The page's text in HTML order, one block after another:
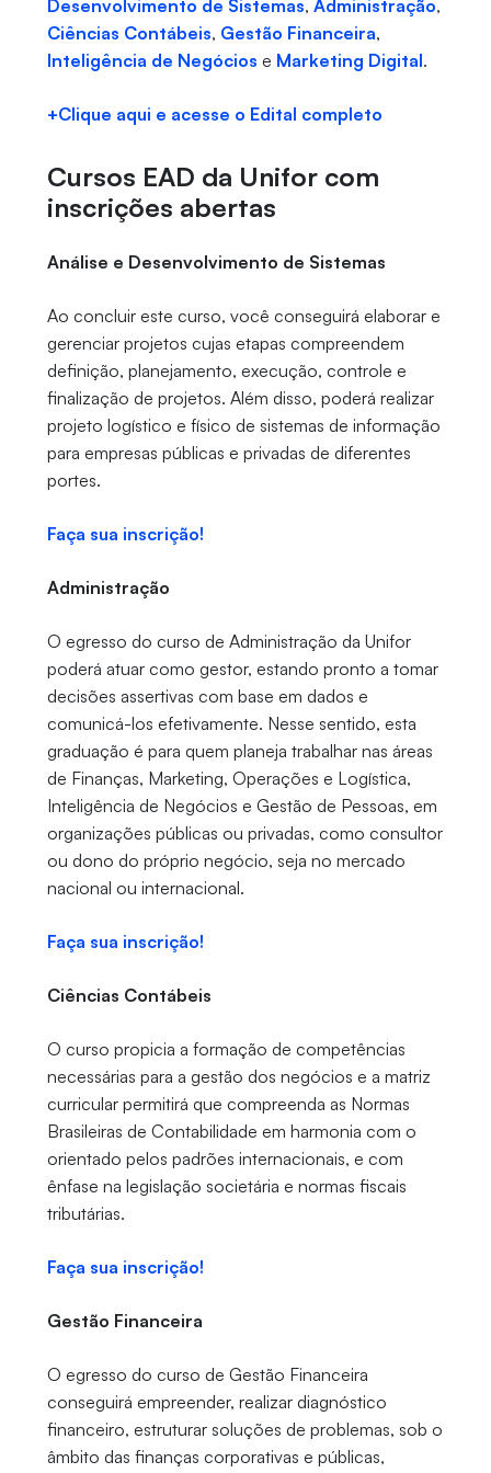
Desenvolvimento de Sistemas, Administração,
Ciências Contábeis, Gestão Financeira,
Inteligência de Negócios e Marketing Digital.
+Clique aqui e acesse o Edital completo
Cursos EAD da Unifor com
inscrições abertas
Análise e Desenvolvimento de Sistemas
Ao concluir este curso, você conseguirá elaborar e
gerenciar projetos cujas etapas compreendem
definição, planejamento, execução, controle e
finalização de projetos. Além disso, poderá realizar
projeto logístico e físico de sistemas de informação
para empresas públicas e privadas de diferentes
portes.
Faça sua inscrição!
Administração
O egresso do curso de Administração da Unifor
poderá atuar como gestor, estando pronto a tomar
decisões assertivas com base em dados e
comunicá-los efetivamente. Nesse sentido, esta
graduação é para quem planeja trabalhar nas áreas
de Finanças, Marketing, Operações e Logística,
Inteligência de Negócios e Gestão de Pessoas, em
organizações públicas ou privadas, como consultor
ou dono do próprio negócio, seja no mercado
nacional ou internacional.
Faça sua inscrição!
Ciências Contábeis
O curso propicia a formação de competências
necessárias para a gestão dos negócios e a matriz
curricular permitirá que compreenda as Normas
Brasileiras de Contabilidade em harmonia com o
orientado pelos padrões internacionais, e com
ênfase na legislação societária e normas fiscais
tributárias.
Faça sua inscrição!
Gestão Financeira
O egresso do curso de Gestão Financeira
conseguirá empreender, realizar diagnóstico
financeiro, estruturar soluções de problemas, sob o
âmbito das finanças corporativas e públicas,